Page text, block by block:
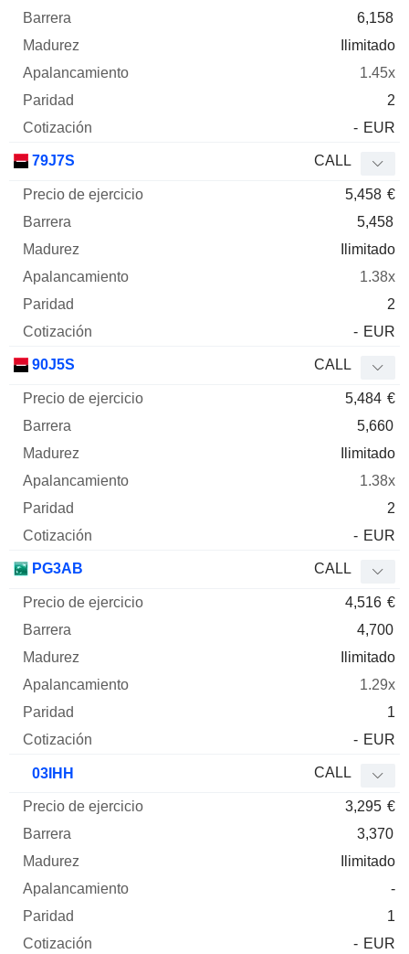
6,158
Ilimitado
1.45x
2
- EUR
79J7S CALL
5,458 €
5,458
Ilimitado
1.38x
2
- EUR
90J5S CALL
5,484 €
5,660
Ilimitado
1.38x
2
- EUR
PG3AB CALL
4,516 €
4,700
Ilimitado
1.29x
1
- EUR
03IHH CALL
3,295 €
3,370
Ilimitado
-
1
- EUR